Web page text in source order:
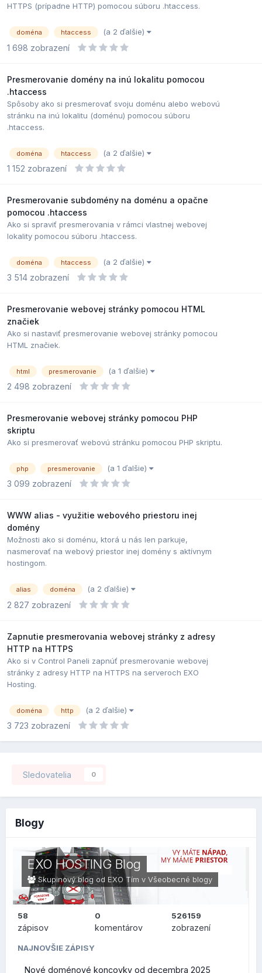
HTTPS (prípadne HTTP) pomocou súboru .htaccess.
doména htaccess (a 2 ďalšie)
1 698 zobrazení
Presmerovanie domény na inú lokalitu pomocou
.htaccess
Spôsoby ako si presmerovať svoju doménu alebo webovú
stránku na inú lokalitu (doménu) pomocou súboru
.htaccess.
doména htaccess (a 2 ďalšie)
1 152 zobrazení
Presmerovanie subdomény na doménu a opačne
pomocou .htaccess
Ako si spraviť presmerovania v rámci vlastnej webovej
lokality pomocou súboru .htaccess.
doména htaccess (a 2 ďalšie)
3 514 zobrazení
Presmerovanie webovej stránky pomocou HTML
značiek
Ako si nastaviť presmerovanie webovej stránky pomocou
HTML značiek.
html presmerovanie (a 1 ďalšie)
2 498 zobrazení
Presmerovanie webovej stránky pomocou PHP
skriptu
Ako si presmerovať webovú stránku pomocou PHP skriptu.
php presmerovanie (a 1 ďalšie)
3 099 zobrazení
WWW alias - využitie webového priestoru inej
domény
Možnosti ako si doménu, ktorá u nás len parkuje,
nasmerovať na webový priestor inej domény s aktívnym
hostingom.
alias doména (a 2 ďalšie)
2 827 zobrazení
Zapnutie presmerovania webovej stránky z adresy
HTTP na HTTPS
Ako si v Control Paneli zapnúť presmerovanie webovej
stránky z adresy HTTP na HTTPS na serveroch EXO
Hosting.
doména http (a 2 ďalšie)
3 723 zobrazení
Sledovatelia 0
Blogy
EXO HOSTING Blog
Skupinový blog od EXO Tím v Všeobecné blogy
58
zápisov
0
komentárov
526159
zobrazení
NAJNOVŠIE ZÁPISY
Nové doménové koncovky od decembra 2025